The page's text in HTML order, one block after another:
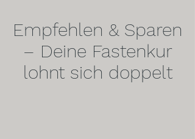
Empfehlen & Sparen
– Deine Fastenkur
lohnt sich doppelt